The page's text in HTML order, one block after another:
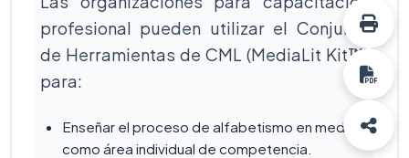
profesional pueden utilizar el Conjunto
de Herramientas de CML (MediaLit Kit™)
para:
Enseñar el proceso de alfabetismo en medios
como área individual de competencia.